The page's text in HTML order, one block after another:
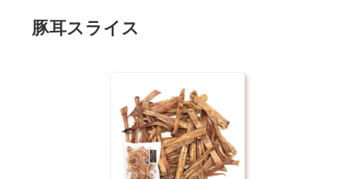
豚耳スライス